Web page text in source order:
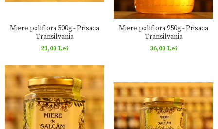
Miere poliflora 500g - Prisaca
Transilvania
21,00 Lei
Miere poliflora 950g - Prisaca
Transilvania
36,00 Lei